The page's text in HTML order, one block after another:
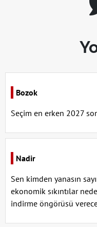
Bozok
Seçim en erken 2027
Nadir
Sen kimden yanasın
ekonomik sıkıntılar
indirme öngörüsü